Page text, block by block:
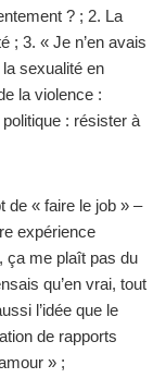
? ; 2. La
; 3. « Je n’en avais
sexualité en
la violence :
: résister à
de « faire le job » –
expérience
ça me plaît pas du
qu’en vrai, tout
l’idée que le
de rapports
» ;